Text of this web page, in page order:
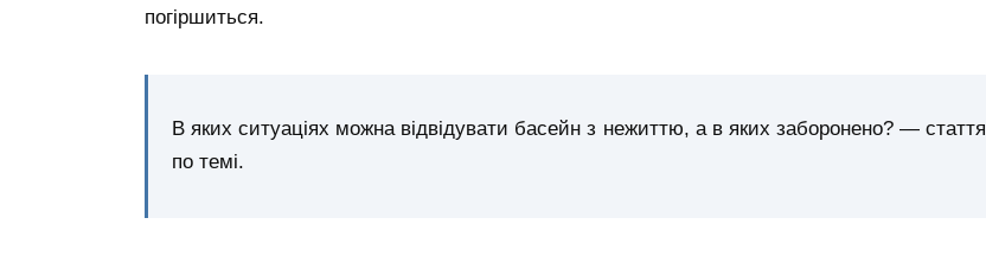
погіршиться.
В яких ситуаціях можна відвідувати басейн з нежиттю, а в яких заборонено? — стаття
по темі.